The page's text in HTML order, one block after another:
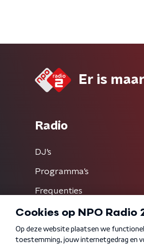
Er is
Radio
DJ’s
Programma's
Frequenties